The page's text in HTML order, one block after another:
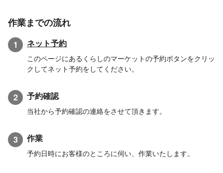
作業までの流れ
1 ネット予約
このページにあるくらしのマーケットの予約ボタンをクリッ
クしてネット予約をしてください。
2 予約確認
当社から予約確認の連絡をさせて頂きます。
3 作業
予約日時にお客様のところに伺い、作業いたします。